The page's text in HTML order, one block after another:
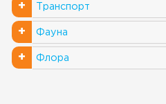
+ Транспорт
+ Фауна
+ Флора